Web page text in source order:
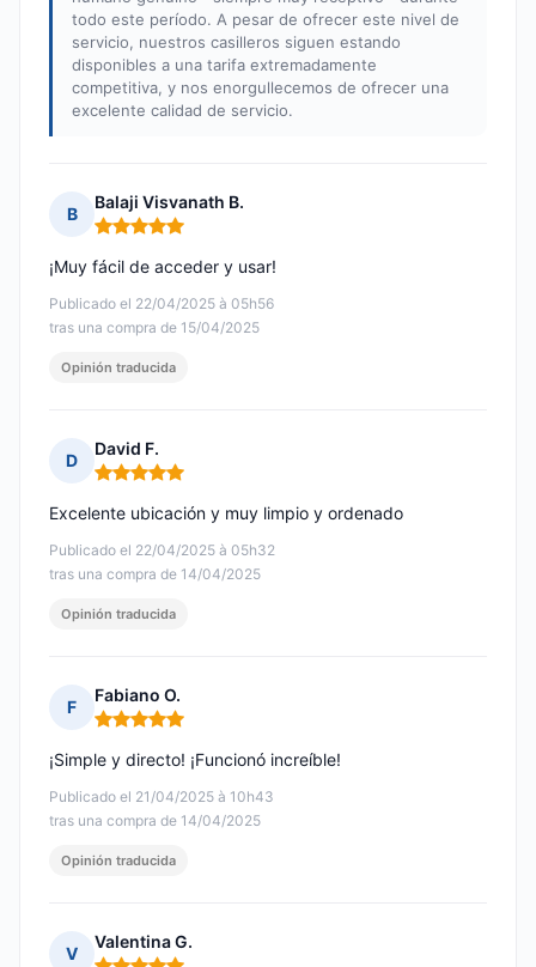
todo este período. A pesar de ofrecer este nivel de
servicio, nuestros casilleros siguen estando
disponibles a una tarifa extremadamente
competitiva, y nos enorgullecemos de ofrecer una
excelente calidad de servicio.
B
Balaji Visvanath B.
Nota: 5 de 5
Publicado el 22/04/2025 à 05h56
tras una compra de 15/04/2025
¡Muy fácil de acceder y usar!
Opinión traducida
D
David F.
Nota: 5 de 5
Publicado el 22/04/2025 à 05h32
tras una compra de 14/04/2025
Excelente ubicación y muy limpio y ordenado
Opinión traducida
F
Fabiano O.
Nota: 5 de 5
Publicado el 21/04/2025 à 10h43
tras una compra de 14/04/2025
¡Simple y directo! ¡Funcionó increíble!
Opinión traducida
V
Valentina G.